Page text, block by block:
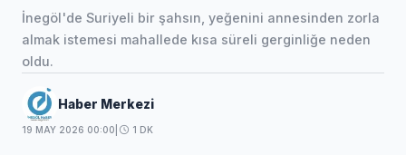
İnegöl'de Suriyeli bir şahsın, yeğenini annesinden zorla
almak istemesi mahallede kısa süreli gerginliğe neden
oldu.
Haber Merkezi
19 MAY 2026 00:00 1 DK